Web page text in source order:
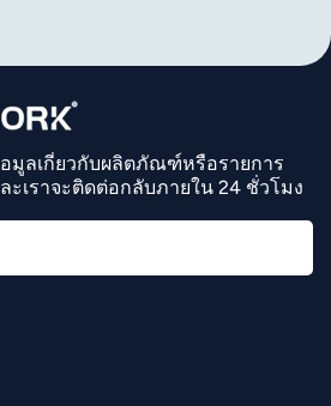
มูลเกี่ยวกับผลิตภัณฑ์หรือรายการ
ะเราจะติดต่อกลับภายใน 24 ชั่วโมง